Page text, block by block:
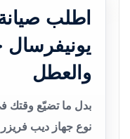
اطلب
والعطل
بدل ما تضيّع وقتك
نوع جهاز ديب